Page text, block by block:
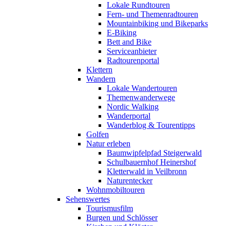
Lokale Rundtouren
Fern- und Themenradtouren
Mountainbiking und Bikeparks
E-Biking
Bett and Bike
Serviceanbieter
Radtourenportal
Klettern
Wandern
Lokale Wandertouren
Themenwanderwege
Nordic Walking
Wanderportal
Wanderblog & Tourentipps
Golfen
Natur erleben
Baumwipfelpfad Steigerwald
Schulbauernhof Heinershof
Kletterwald in Veilbronn
Naturentecker
Wohnmobiltouren
Sehenswertes
Tourismusfilm
Burgen und Schlösser